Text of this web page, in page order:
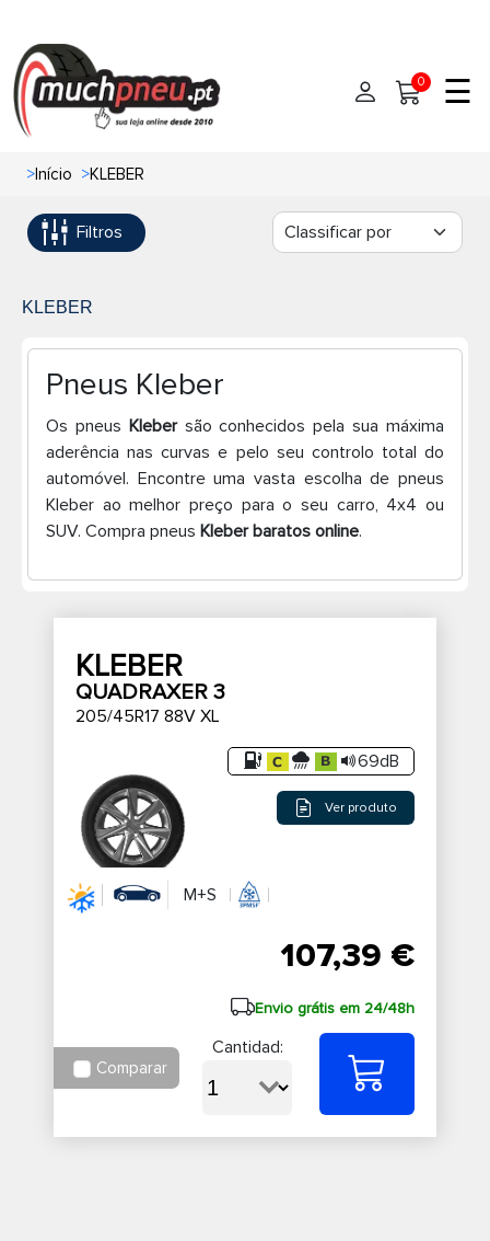
Início
Pneus
Pneus 4x4
Pneus de Van
Pneus de caminhão
Marcas
Oficinas de Pneus
Contato
0 ☰
>Início >KLEBER
Filtros
KLEBER
Pneus Kleber
Os pneus Klebersão conhecidos pela sua máxima
aderência nas curvas e pelo seu controlo total do
automóvel. Encontre uma vasta escolha de pneus
Kleber ao melhor preço para o seu carro, 4x4 ou
SUV. Compra pneus Kleber baratos online.
KLEBER
QUADRAXER 3
205/45R17 88V XL
69dB
Ver produto
M+S
107,39 €
Envio grátis em 24/48h
Comparar
Cantidad: